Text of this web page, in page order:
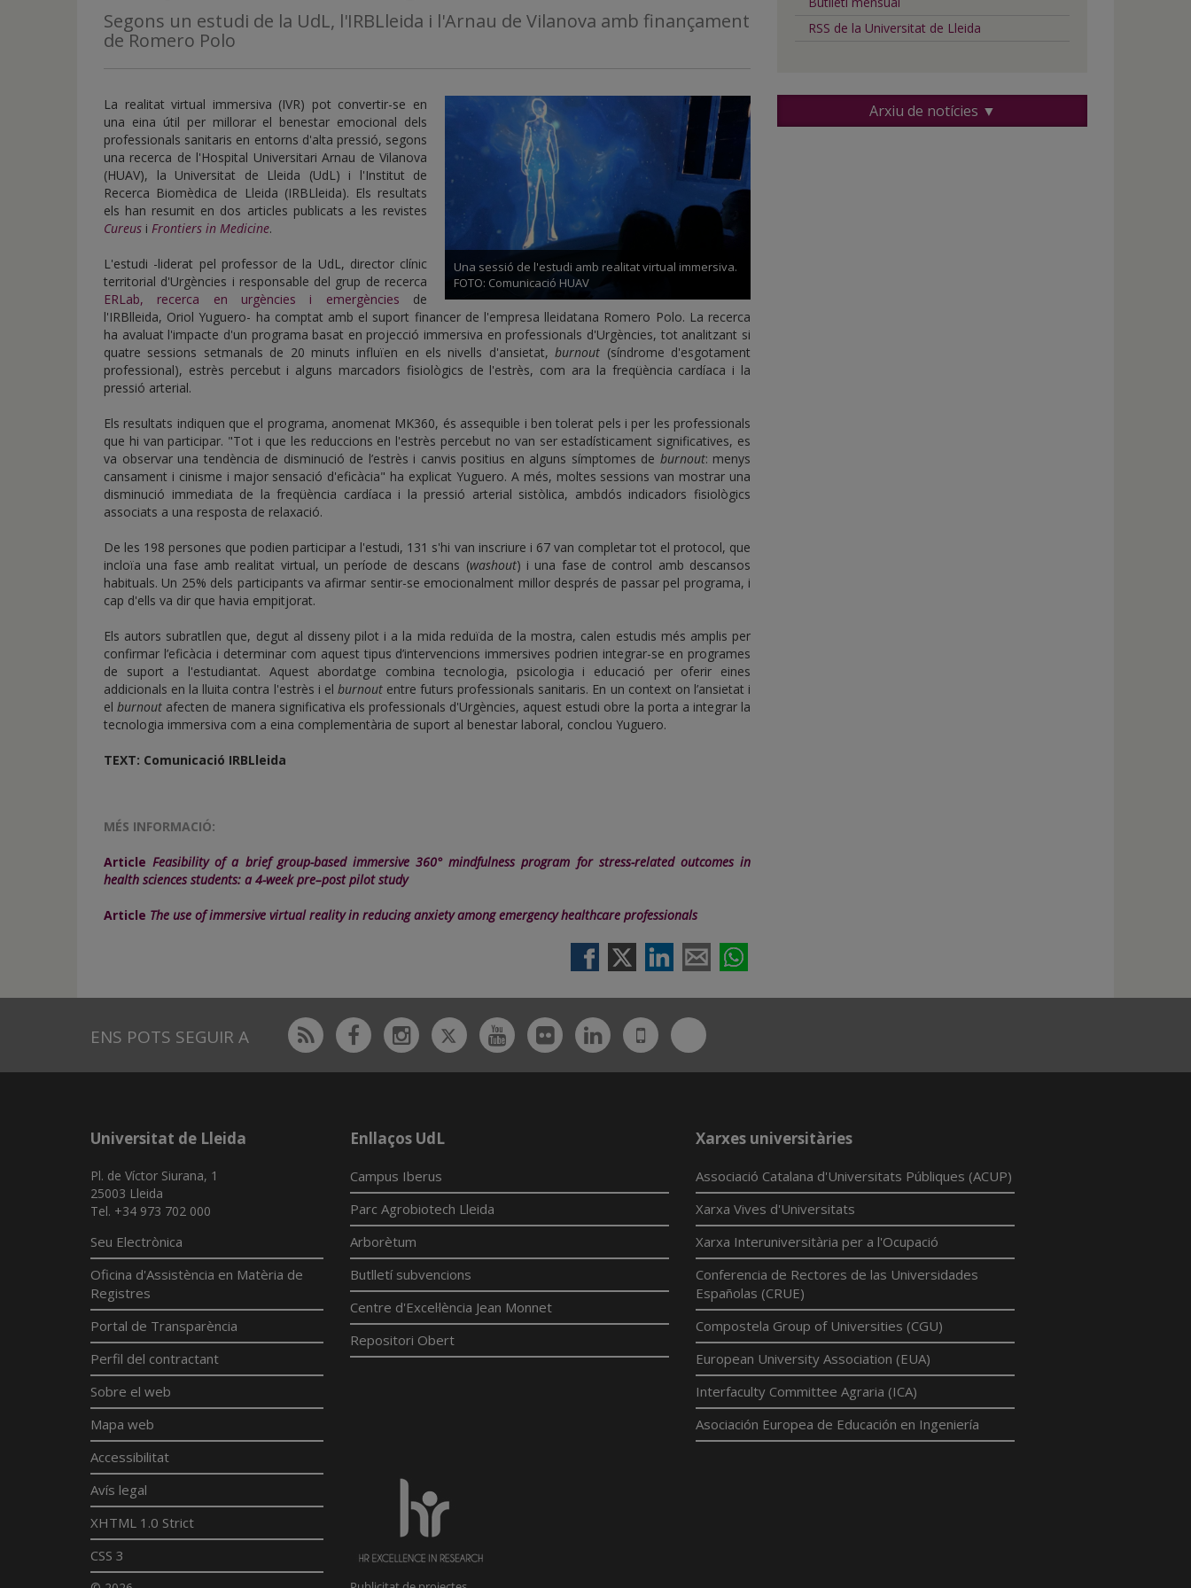
inicio
Segons un estudi de la UdL, l'IRBLleida i l'Arnau de Vilanova amb finançament
de Romero Polo
Una sessió de l'estudi amb realitat virtual immersiva.
FOTO: Comunicació HUAV
La realitat virtual immersiva (IVR) pot convertir-se en
una eina útil per millorar el benestar emocional dels
professionals sanitaris en entorns d'alta pressió, segons
una recerca de l'Hospital Universitari Arnau de Vilanova
(HUAV), la Universitat de Lleida (UdL) i l'Institut de
Recerca Biomèdica de Lleida (IRBLleida). Els resultats
els han resumit en dos articles publicats a les revistes
Cureus i Frontiers in Medicine.
L'estudi -liderat pel professor de la UdL, director clínic
territorial d'Urgències i responsable del grup de recerca
ERLab, recerca en urgències i emergències de
l'IRBlleida, Oriol Yuguero- ha comptat amb el suport financer de l'empresa lleidatana Romero Polo. La recerca
ha avaluat l'impacte d'un programa basat en projecció immersiva en professionals d'Urgències, tot analitzant si
quatre sessions setmanals de 20 minuts influïen en els nivells d'ansietat,burnout (síndrome d'esgotament
professional), estrès percebut i alguns marcadors fisiològics de l'estrès, com ara la freqüència cardíaca i la
pressió arterial.
Els resultats indiquen que el programa, anomenat MK360, és assequible i ben tolerat pels i per les professionals
que hi van participar. "Tot i que les reduccions en l'estrès percebut no van ser estadísticament significatives, es
va observar una tendència de disminució de l’estrès i canvis positius en alguns símptomes de burnout: menys
cansament i cinisme i major sensació d'eficàcia" ha explicat Yuguero. A més, moltes sessions van mostrar una
disminució immediata de la freqüència cardíaca i la pressió arterial sistòlica, ambdós indicadors fisiològics
associats a una resposta de relaxació.
De les 198 persones que podien participar a l'estudi, 131 s'hi van inscriure i 67 van completar tot el protocol, que
incloïa una fase amb realitat virtual, un període de descans (washout) i una fase de control amb descansos
habituals. Un 25% dels participants va afirmar sentir-se emocionalment millor després de passar pel programa, i
cap d'ells va dir que havia empitjorat.
Els autors subratllen que, degut al disseny pilot i a la mida reduïda de la mostra, calen estudis més amplis per
confirmar l’eficàcia i determinar com aquest tipus d’intervencions immersives podrien integrar-se en programes
de suport a l'estudiantat. Aquest abordatge combina tecnologia, psicologia i educació per oferir eines
addicionals en la lluita contra l'estrès i el burnout entre futurs professionals sanitaris. En un context on l’ansietat i
elburnout afecten de manera significativa els professionals d'Urgències, aquest estudi obre la porta a integrar la
tecnologia immersiva com a eina complementària de suport al benestar laboral, conclou Yuguero.
TEXT: Comunicació IRBLleida
MÉS INFORMACIÓ:
ArticleFeasibility of a brief group-based immersive 360° mindfulness program for stress-related outcomes in
health sciences students: a 4-week pre–post pilot study
Article The use of immersive virtual reality in reducing anxiety among emergency healthcare professionals
RSS de la Universitat de Lleida
Arxiu de notícies ▼
ENS POTS SEGUIR A Rss FacebookInstagram
TwitterYoutubeFlickrLinkedin
UdL
App
Bluesky
Universitat de Lleida
Pl. de Víctor Siurana, 1
25003 Lleida
Tel. +34 973 702 000
Seu Electrònica
Oficina d'Assistència en Matèria de
Registres
Portal de Transparència
Perfil del contractant
Sobre el web
Mapa web
Accessibilitat
Avís legal
XHTML 1.0 Strict
CSS 3
Enllaços UdL
Campus Iberus
Parc Agrobiotech Lleida
Arborètum
Butlletí subvencions
Centre d'Excel·lència Jean Monnet
Repositori Obert
Xarxes universitàries
Associació Catalana d'Universitats Públiques (ACUP)
Xarxa Vives d'Universitats
Xarxa Interuniversitària per a l'Ocupació
Conferencia de Rectores de las Universidades
Españolas (CRUE)
Compostela Group of Universities (CGU)
European University Association (EUA)
Interfaculty Committee Agraria (ICA)
Asociación Europea de Educación en Ingeniería